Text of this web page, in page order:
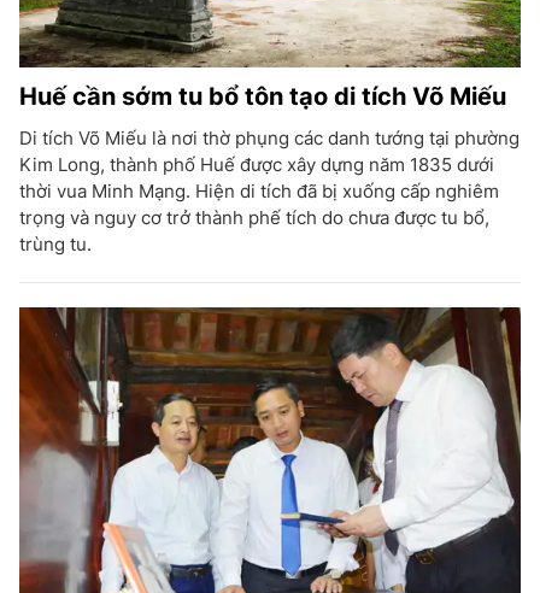
Huế cần sớm tu bổ tôn tạo di tích Võ Miếu
Di tích Võ Miếu là nơi thờ phụng các danh tướng tại phường
Kim Long, thành phố Huế được xây dựng năm 1835 dưới
thời vua Minh Mạng. Hiện di tích đã bị xuống cấp nghiêm
trọng và nguy cơ trở thành phế tích do chưa được tu bổ,
trùng tu.